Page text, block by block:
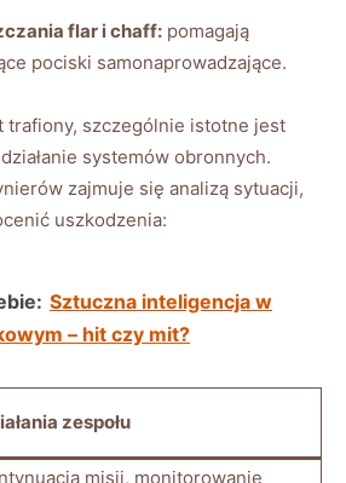
flar i chaff: pomagają
pociski samonaprowadzające.
trafiony, szczególnie istotne jest
systemów obronnych.
zajmuje się analizą sytuacji,
uszkodzenia:
Sztuczna inteligencja w
– hit czy mit?
zespołu
misji, monitorowanie